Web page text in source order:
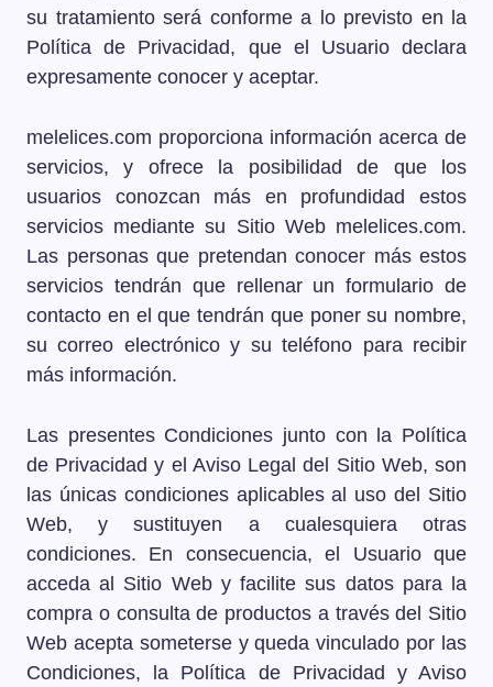
su tratamiento será conforme a lo previsto en la
Política de Privacidad, que el Usuario declara
expresamente conocer y aceptar.
melelices.com proporciona información acerca de
servicios, y ofrece la posibilidad de que los
usuarios conozcan más en profundidad estos
servicios mediante su Sitio Web melelices.com.
Las personas que pretendan conocer más estos
servicios tendrán que rellenar un formulario de
contacto en el que tendrán que poner su nombre,
su correo electrónico y su teléfono para recibir
más información.
Las presentes Condiciones junto con la Política
de Privacidad y el Aviso Legal del Sitio Web, son
las únicas condiciones aplicables al uso del Sitio
Web, y sustituyen a cualesquiera otras
condiciones. En consecuencia, el Usuario que
acceda al Sitio Web y facilite sus datos para la
compra o consulta de productos a través del Sitio
Web acepta someterse y queda vinculado por las
Condiciones, la Política de Privacidad y Aviso